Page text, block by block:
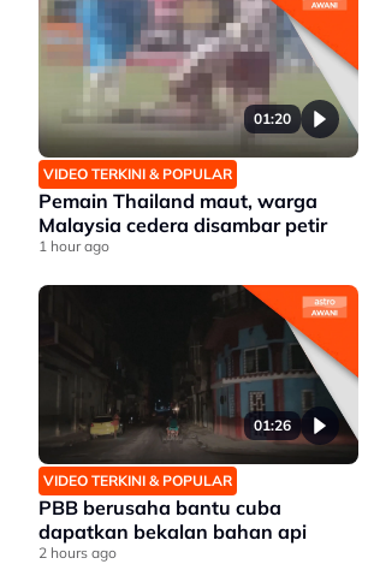
01:20
VIDEO TERKINI & POPULAR
Pemain Thailand maut, warga
Malaysia cedera disambar petir
1 hour ago
01:26
VIDEO TERKINI & POPULAR
PBB berusaha bantu cuba
dapatkan bekalan bahan api
2 hours ago